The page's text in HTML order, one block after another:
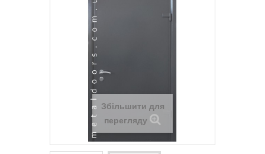
Збільшити для
перегляду